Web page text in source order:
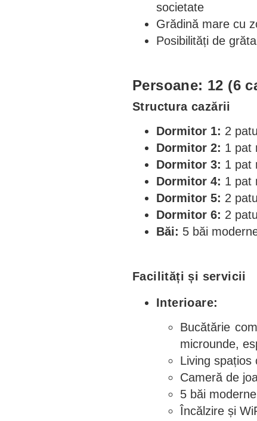
societate
Grădină mare cu
Posibilități de
Persoane: 12 (6
Structura cazării
Dormitor 1: 2
Dormitor 2: 1 pat
Dormitor 3: 1 pat
Dormitor 4: 1 pat
Dormitor 5: 2
Dormitor 6: 2
Băi: 5 băi
Facilități și servicii
Interioare:
Bucătărie
microunde,
Living spațios
Cameră de
5 băi
Încălzire și